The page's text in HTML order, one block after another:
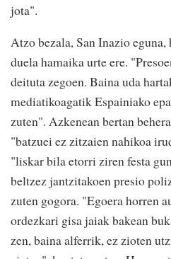
jota".
Atzo bezala, San Inazio
duela hamaika urte ere.
deituta zegoen. Baina uda
mediatikoagatik Espainiako
zuten". Azkenean bertan
"batzuei ez zitzaien nahikoa
"liskar bila etorri ziren festa
beltzez jantzitakoen presio
zuten gogora. "Egoera horren
ordezkari gisa jaiak bakean
zen, baina alferrik, ez zioten